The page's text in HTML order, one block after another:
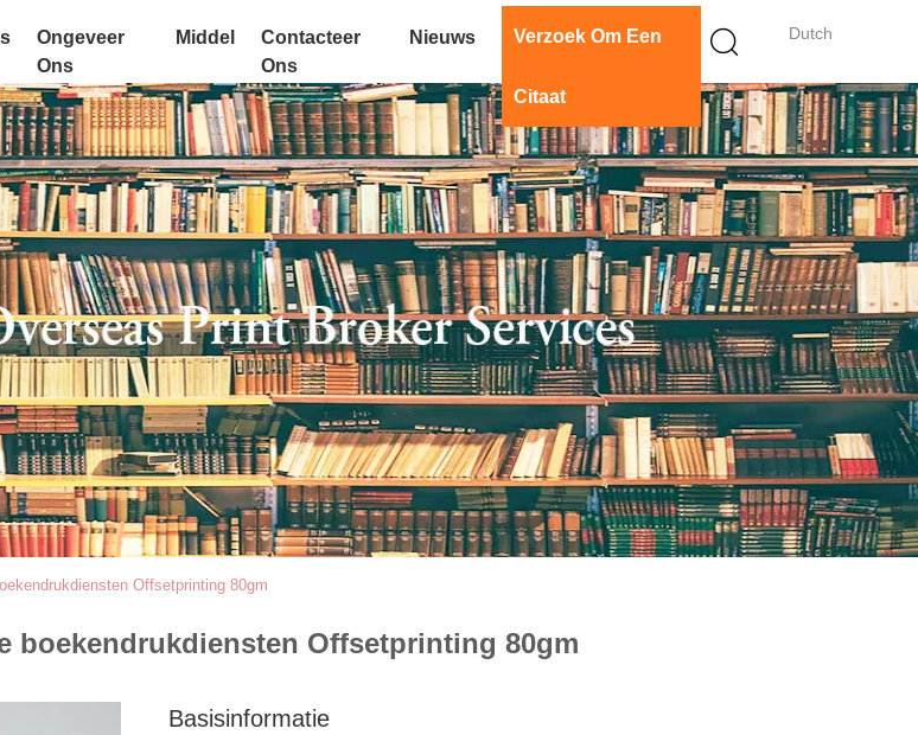
Dutch
Ongeveer
Ons
Middel
Contacteer
Ons
Nieuws Verzoek Om Een
Citaat
Offsetprinting 80gm
boekendrukdiensten Offsetprinting 80gm
Basisinformatie